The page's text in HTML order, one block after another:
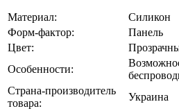
Материал:
Силикон
Форм-фактор:
Панель
Цвет:
Особенности:
Страна-производитель
товара:
Украина